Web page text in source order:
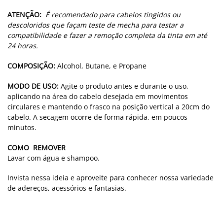
ATENÇÃO: É recomendado para cabelos tingidos ou
descoloridos que façam teste de mecha para testar a
compatibilidade e fazer a remoção completa da tinta em até
24 horas.
COMPOSIÇÃO: Alcohol, Butane, e Propane
MODO DE USO: Agite o produto antes e durante o uso,
aplicando na área do cabelo desejada em movimentos
circulares e mantendo o frasco na posição vertical a 20cm do
cabelo. A secagem ocorre de forma rápida, em poucos
minutos.
COMO REMOVER
Lavar com água e shampoo.
Invista nessa ideia e aproveite para conhecer nossa variedade
de adereços, acessórios e fantasias.